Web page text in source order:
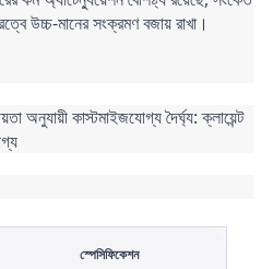
উচ্চ-মানের সংক্রমণ বজায় রাখা।
অনুযায়ী কাস্টমাইজযোগ্য দৈর্ঘ্য: ক্লায়েন্ট
স্পেসিফিকেশন